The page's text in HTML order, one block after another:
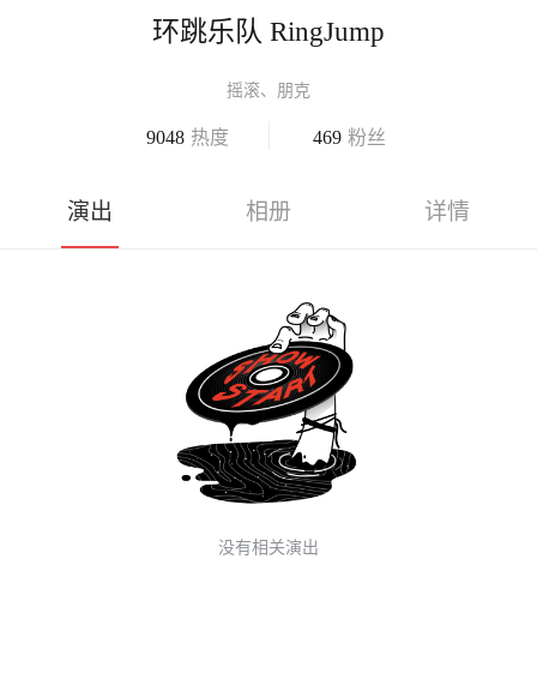
环跳乐队 RingJump
摇滚、朋克
9048 热度 469 粉丝
演出 相册 详情
没有相关演出